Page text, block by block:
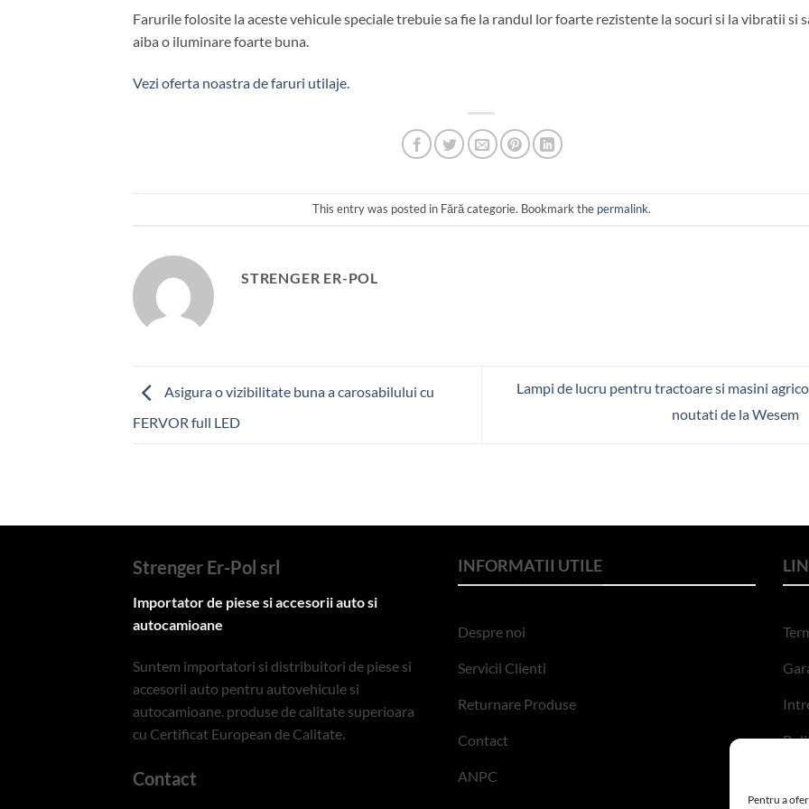
Pentru a
Farurile folosite la aceste vehicule speciale trebuie sa fie la randul lor foarte rezistente la socuri si la vibratii si
aiba o iluminare foarte buna.
Vezi oferta noastra de faruri utilaje.
This entry was posted in Fără categorie. Bookmark the permalink.
STRENGER ER-POL
Asigura o vizibilitate buna a carosabilului cu
FERVOR full LED
Lampi de lucru pentru tractoare si masini
noutati de la Wesem
Strenger Er-Pol srl
Importator de piese si accesorii auto si
autocamioane
Suntem importatori si distribuitori de piese si
accesorii auto pentru autovehicule si
autocamioane. produse de calitate superioara
cu Certificat European de Calitate.
Contact
INFORMATII UTILE
Despre noi
Servicii Clienti
Returnare Produse
Contact
ANPC